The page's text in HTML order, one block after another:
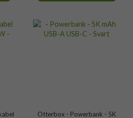
Otterbox - Powerbank - 5K